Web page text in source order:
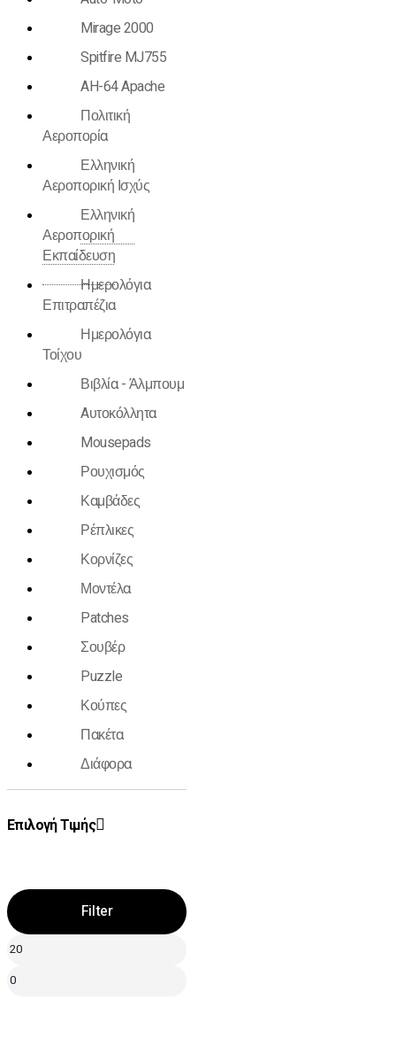
Mirage 2000
Spitfire MJ755
AH-64 Apache
Πολιτική
Αεροπορία
Ελληνική
Αεροπορική Ισχύς
Ελληνική
Αεροπορική
Εκπαίδευση
Ημερολόγια
Επιτραπέζια
Ημερολόγια
Τοίχου
Βιβλία - Άλμπουμ
Aυτοκόλλητα
Mousepads
Ρουχισμός
Καμβάδες
Ρέπλικες
Κορνίζες
Μοντέλα
Patches
Σουβέρ
Puzzle
Κούπες
Πακέτα
Διάφορα
Επιλογή Τιμής
Filter